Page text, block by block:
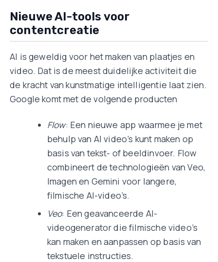
Nieuwe AI-tools voor
contentcreatie
AI is geweldig voor het maken van plaatjes en
video. Dat is de meest duidelijke activiteit die
de kracht van kunstmatige intelligentie laat zien.
Google komt met de volgende producten
Flow: Een nieuwe app waarmee je met
behulp van AI video’s kunt maken op
basis van tekst- of beeldinvoer. Flow
combineert de technologieën van Veo,
Imagen en Gemini voor langere,
filmische AI-video’s.
Veo: Een geavanceerde AI-
videogenerator die filmische video’s
kan maken en aanpassen op basis van
tekstuele instructies.